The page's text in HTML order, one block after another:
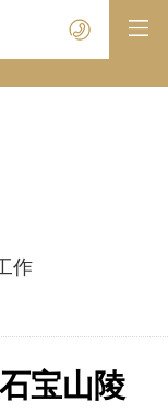
作
宝山陵